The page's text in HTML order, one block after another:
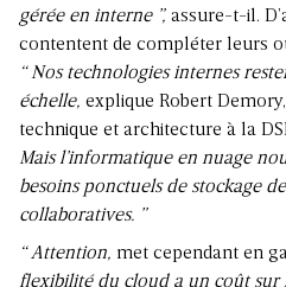
gérée en interne ”, assure-t-il.
contentent de compléter leurs
“ Nos technologies internes
échelle, explique Robert
technique et architecture à la
Mais l’informatique en nuage
besoins ponctuels de stockage
collaboratives. ”
“ Attention, met cependant en
flexibilité du cloud a un coût